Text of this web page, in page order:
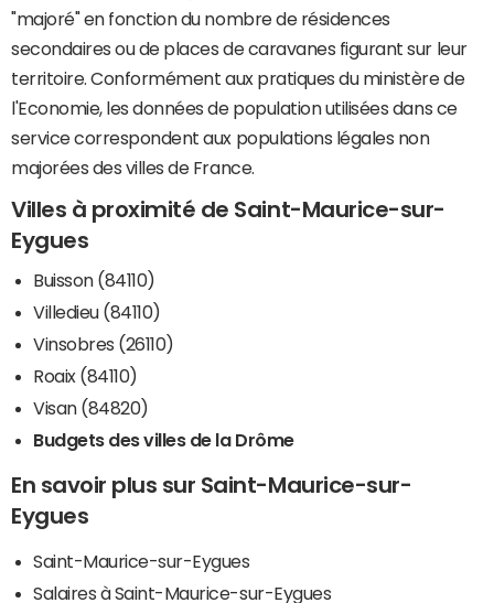
"majoré" en fonction du nombre de résidences
secondaires ou de places de caravanes figurant sur leur
territoire. Conformément aux pratiques du ministère de
l'Economie, les données de population utilisées dans ce
service correspondent aux populations légales non
majorées des villes de France.
Villes à proximité de Saint-Maurice-sur-
Eygues
Buisson (84110)
Villedieu (84110)
Vinsobres (26110)
Roaix (84110)
Visan (84820)
Budgets des villes de la Drôme
En savoir plus sur Saint-Maurice-sur-
Eygues
Saint-Maurice-sur-Eygues
Salaires à Saint-Maurice-sur-Eygues